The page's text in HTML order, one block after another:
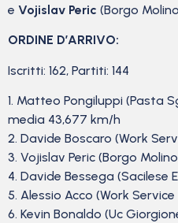
e Vojislav Peric (Borgo
ORDINE D’ARRIVO:
Iscritti: 162, Partiti: 144
1. Matteo Pongiluppi (Pasta
media 43,677 km/h
2. Davide Boscaro (Work
3. Vojislav Peric (Borgo
4. Davide Bessega (Sacilese
5. Alessio Acco (Work
6. Kevin Bonaldo (Uc